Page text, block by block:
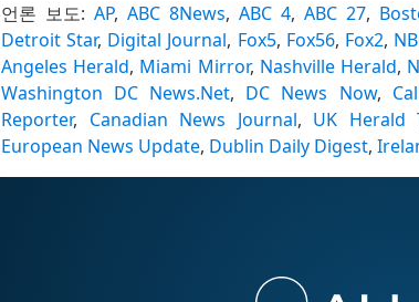
언론 보도: AP, ABC 8News, ABC 4, ABC 27,
Detroit Star, Digital Journal, Fox5, Fox56, Fox2,
Angeles Herald, Miami Mirror, Nashville Herald,
Washington DC News.Net, DC News Now,
Reporter, Canadian News Journal, UK Herald
European News Update, Dublin Daily Digest,